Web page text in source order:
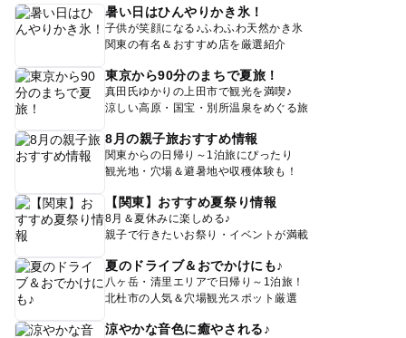
暑い日はひんやりかき氷！
子供が笑顔になる♪ふわふわ天然かき氷
関東の有名＆おすすめ店を厳選紹介
東京から90分のまちで夏旅！
真田氏ゆかりの上田市で観光を満喫♪
涼しい高原・国宝・別所温泉をめぐる旅
8月の親子旅おすすめ情報
関東からの日帰り～1泊旅にぴったり
観光地・穴場＆避暑地や収穫体験も！
【関東】おすすめ夏祭り情報
8月＆夏休みに楽しめる♪
親子で行きたいお祭り・イベントが満載
夏のドライブ＆おでかけにも♪
八ヶ岳・清里エリアで日帰り～1泊旅！
北杜市の人気＆穴場観光スポット厳選
涼やかな音色に癒やされる♪